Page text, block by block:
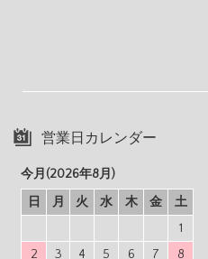
営業日カレンダー
今月(2026年8月)
日
月 火 水 木 金
土
1
2
3 4 5 6 7 8